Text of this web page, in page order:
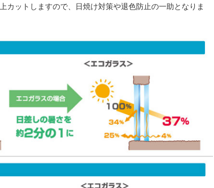
カットしますので、日焼け対策や退色防止の一助となりま